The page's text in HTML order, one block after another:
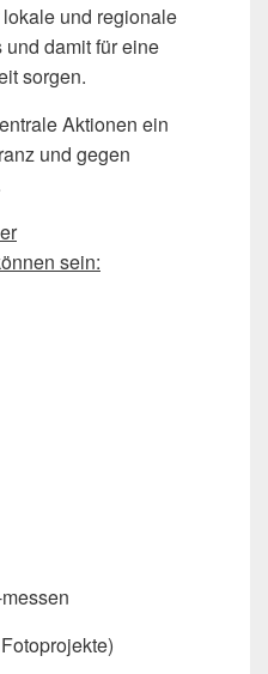
lokale und regionale
damit für eine
sorgen.
Aktionen ein
und gegen
sein: